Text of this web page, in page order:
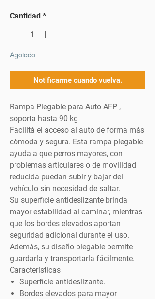
Cantidad *
Agotado
Notificarme cuando vuelva.
Rampa Plegable para Auto AFP ,
soporta hasta 90 kg
Facilitá el acceso al auto de forma más
cómoda y segura. Esta rampa plegable
ayuda a que perros mayores, con
problemas articulares o de movilidad
reducida puedan subir y bajar del
vehículo sin necesidad de saltar.
Su superficie antideslizante brinda
mayor estabilidad al caminar, mientras
que los bordes elevados aportan
seguridad adicional durante el uso.
Además, su diseño plegable permite
guardarla y transportarla fácilmente.
Características
Superficie antideslizante.
Bordes elevados para mayor